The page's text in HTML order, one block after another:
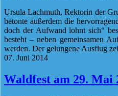
Ursula Lachmuth, Rektorin der
betonte außerdem die
doch der Aufwand lohnt sich“
besteht – neben gemeinsamen
werden. Der gelungene Ausflug
07. Juni 2014
Waldfest am 29. Mai